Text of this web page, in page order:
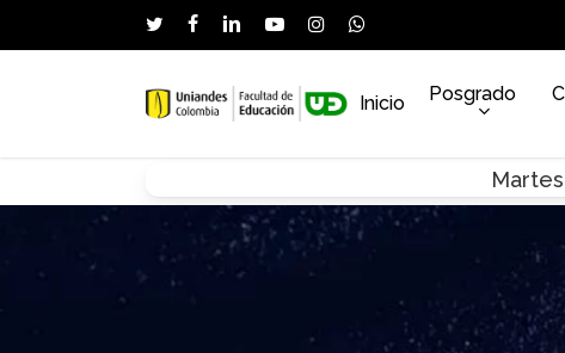
to
twitterfacebooklinkedinyoutubeinstagramwhatsapp
Hit enter to search or ESC to close
Inicio Posgrado